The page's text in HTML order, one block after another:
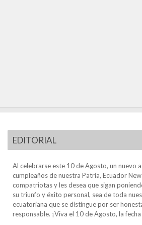
EDITORIAL
Al celebrarse este 10 de Agosto, un nuevo
cumpleaños de nuestra Patria, Ecuador
compatriotas y les desea que sigan
su triunfo y éxito personal, sea de toda
ecuatoriana que se distingue por ser
responsable. ¡Viva el 10 de Agosto, la